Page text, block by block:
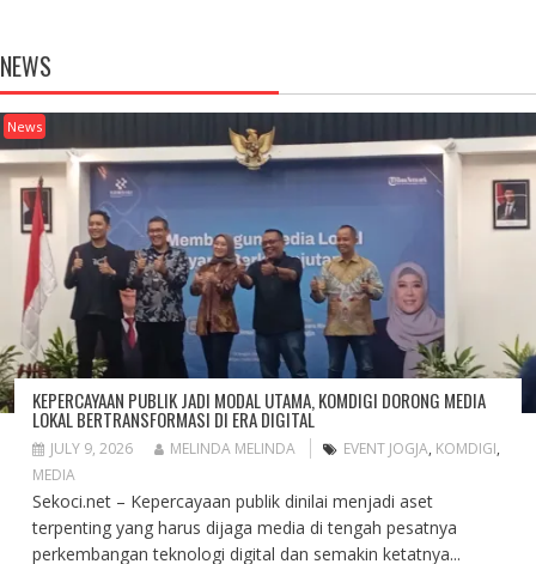
NEWS
News
KEPERCAYAAN PUBLIK JADI MODAL UTAMA, KOMDIGI DORONG MEDIA
LOKAL BERTRANSFORMASI DI ERA DIGITAL
JULY 9, 2026 MELINDA MELINDA EVENT JOGJA, KOMDIGI,
MEDIA
Sekoci.net – Kepercayaan publik dinilai menjadi aset
terpenting yang harus dijaga media di tengah pesatnya
perkembangan teknologi digital dan semakin ketatnya...